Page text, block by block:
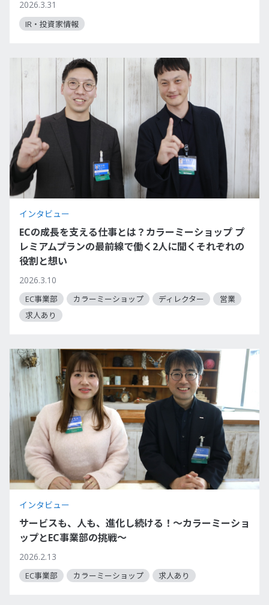
2026.3.31
IR・投資家情報
インタビュー
ECの成長を支える仕事とは？カラーミーショップ プ
レミアムプランの最前線で働く2人に聞くそれぞれの
役割と想い
2026.3.10
EC事業部 カラーミーショップ ディレクター
営業
求人あり
インタビュー
サービスも、人も、進化し続ける！～カラーミーショ
ップとEC事業部の挑戦～
2026.2.13
EC事業部 カラーミーショップ 求人あり